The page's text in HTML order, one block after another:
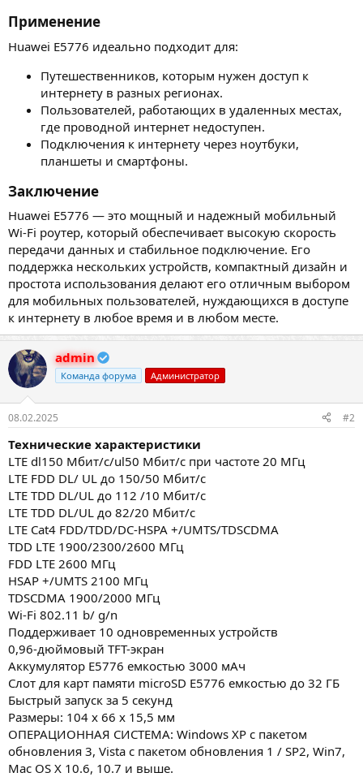
Применение​
Huawei E5776 идеально подходит для:
Путешественников, которым нужен доступ к
интернету в разных регионах.
Пользователей, работающих в удаленных местах,
где проводной интернет недоступен.
Подключения к интернету через ноутбуки,
планшеты и смартфоны.
Заключение​
Huawei E5776 — это мощный и надежный мобильный
Wi-Fi роутер, который обеспечивает высокую скорость
передачи данных и стабильное подключение. Его
поддержка нескольких устройств, компактный дизайн и
простота использования делают его отличным выбором
для мобильных пользователей, нуждающихся в доступе
к интернету в любое время и в любом месте.
admin
Команда форума Администратор
08.02.2025 #2
Технические характеристики
LTE dl150 Мбит/с/ul50 Мбит/с при частоте 20 МГц
LTE FDD DL/ UL до 150/50 Мбит/с
LTE TDD DL/UL до 112 /10 Мбит/с
LTE TDD DL/UL до 82/20 Мбит/с
LTE Cat4 FDD/TDD/DC-HSPA +/UMTS/TDSCDMA
TDD LTE 1900/2300/2600 МГц
FDD LTE 2600 МГц
HSAP +/UMTS 2100 МГц
TDSCDMA 1900/2000 МГц
Wi-Fi 802.11 b/ g/n
Поддерживает 10 одновременных устройств
0,96-дюймовый TFT-экран
Аккумулятор E5776 емкостью 3000 мАч
Слот для карт памяти microSD E5776 емкостью до 32 ГБ
Быстрый запуск за 5 секунд
Размеры: 104 x 66 x 15,5 мм
ОПЕРАЦИОННАЯ СИСТЕМА: Windows XP с пакетом
обновления 3, Vista с пакетом обновления 1 / SP2, Win7,
Mac OS X 10.6, 10.7 и выше.